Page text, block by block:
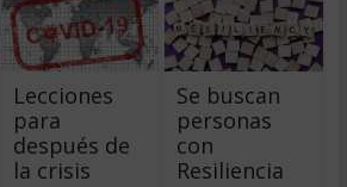
Lecciones
para
después de
la crisis
Se buscan
personas
con
Resiliencia